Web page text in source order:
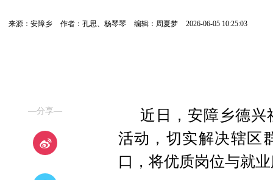
来源：安障乡 作者：孔思、杨琴琴 编辑：周夏梦 2026-06-05 10:25:03
—分享—
近日，安障乡德兴
活动，切实解决辖区
口， 将优质岗位与就